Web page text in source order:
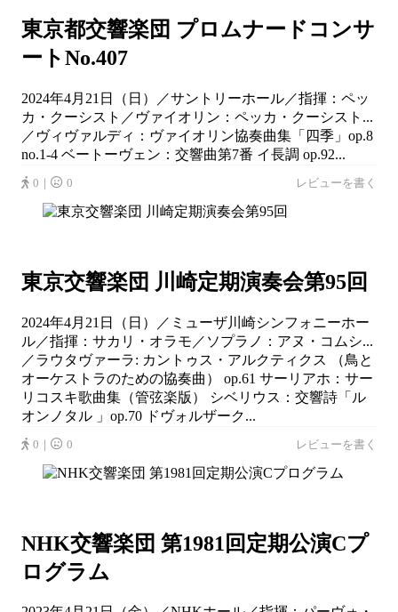
東京都交響楽団 プロムナードコンサ
ートNo.407
2024年4月21日（日）／サントリーホール／指揮：ペッ
カ・クーシスト／ヴァイオリン：ペッカ・クーシスト...
／ヴィヴァルディ：ヴァイオリン協奏曲集「四季」op.8
no.1-4 ベートーヴェン：交響曲第7番 イ長調 op.92...
0｜ 0 レビューを書く
東京交響楽団 川崎定期演奏会第95回
2024年4月21日（日）／ミューザ川崎シンフォニーホー
ル／指揮：サカリ・オラモ／ソプラノ：アヌ・コムシ...
／ラウタヴァーラ: カントゥス・アルクティクス （鳥と
オーケストラのための協奏曲） op.61 サーリアホ：サー
リコスキ歌曲集（管弦楽版） シベリウス：交響詩「ル
オンノタル 」op.70 ドヴォルザーク...
0｜ 0 レビューを書く
NHK交響楽団 第1981回定期公演Cプ
ログラム